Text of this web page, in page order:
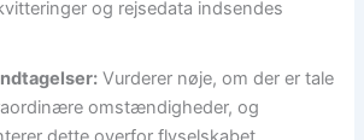
og rejsedata indsendes
Vurderer nøje, om der er tale
omstændigheder, og